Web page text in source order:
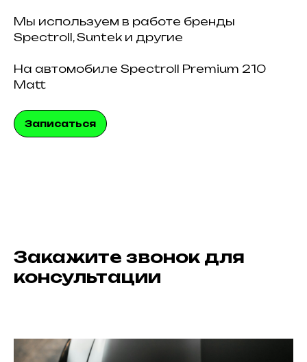
Мы используем в работе бренды
Spectroll, Suntek и другие
На автомобиле Spectroll Premium 210
Matt
Записаться
Закажите звонок для
консультации